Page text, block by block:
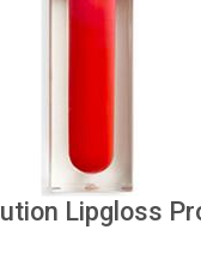
Lipgloss